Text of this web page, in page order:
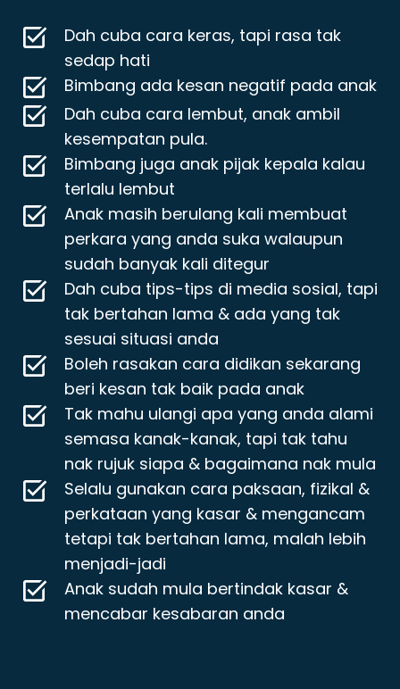
Dah cuba cara keras, tapi rasa tak
sedap hati
Bimbang ada kesan negatif pada anak
Dah cuba cara lembut, anak ambil
kesempatan pula.
Bimbang juga anak pijak kepala kalau
terlalu lembut
Anak masih berulang kali membuat
perkara yang anda suka walaupun
sudah banyak kali ditegur
Dah cuba tips-tips di media sosial, tapi
tak bertahan lama & ada yang tak
sesuai situasi anda
Boleh rasakan cara didikan sekarang
beri kesan tak baik pada anak
Tak mahu ulangi apa yang anda alami
semasa kanak-kanak, tapi tak tahu
nak rujuk siapa & bagaimana nak mula
Selalu gunakan cara paksaan, fizikal &
perkataan yang kasar & mengancam
tetapi tak bertahan lama, malah lebih
menjadi-jadi
Anak sudah mula bertindak kasar &
mencabar kesabaran anda